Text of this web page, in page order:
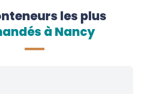
les plus
à Nancy